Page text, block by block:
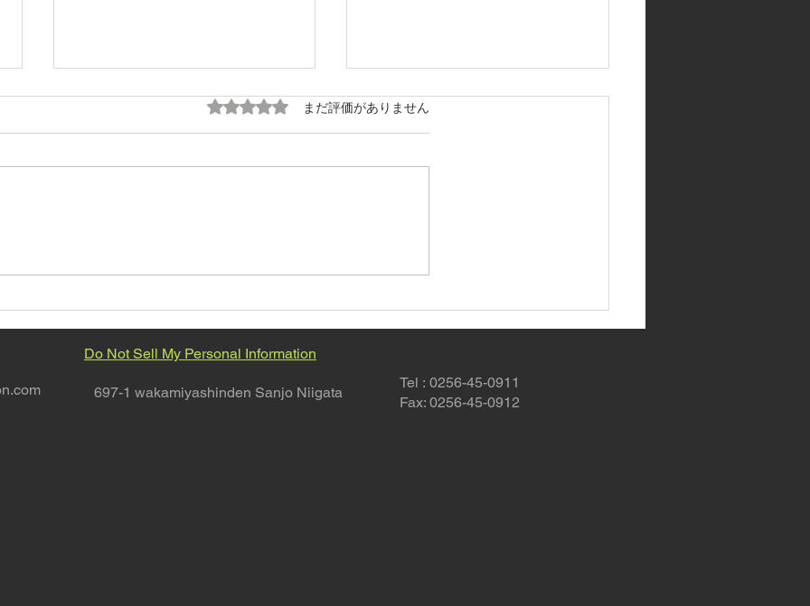
5つ星のうち0と評価されています。
まだ評価がありません
Do Not Sell My Personal Information
697-1 wakamiyashinden Sanjo Niigata
Tel : 0256-45-0911
Fax: 0256-45-0912